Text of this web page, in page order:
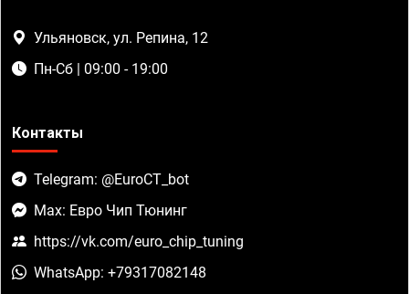
Ульяновск, ул. Репина, 12
Пн-Сб | 09:00 - 19:00
Контакты
Telegram: @EuroCT_bot
Max: Евро Чип Тюнинг
https://vk.com/euro_chip_tuning
WhatsApp: +79317082148